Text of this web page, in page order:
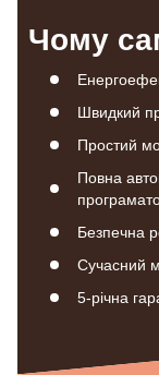
Чому
Швидкий
Простий
Повна
Безпечна
Сучасний
5-річна